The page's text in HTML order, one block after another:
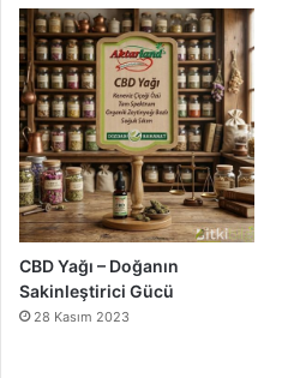
CBD Yağı – Doğanın
Sakinleştirici Gücü
28 Kasım 2023